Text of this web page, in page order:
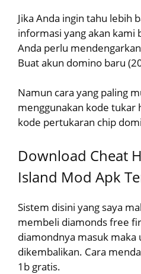
Jika Anda ingin tahu lebih
informasi yang akan kami
Anda perlu
Buat akun domino baru
Namun cara yang paling
menggunakan kode tukar
kode pertukaran chip
Download Cheat
Island Mod Apk
Sistem disini yang saya
membeli diamonds free
diamondnya masuk maka
dikembalikan. Cara
1b gratis.